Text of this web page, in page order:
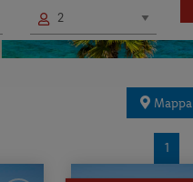
Mappa
1